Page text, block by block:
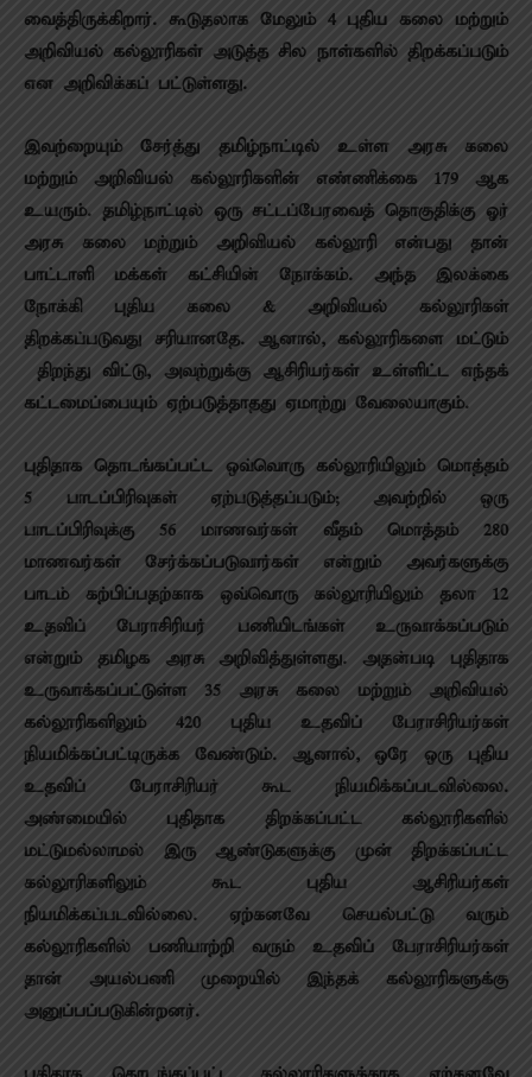
வைத்திருக்கிறார். கூடுதலாக மேலும் 4 புதிய கலை மற்றும்
அறிவியல் கல்லூரிகள் அடுத்த சில நாள்களில் திறக்கப்படும்
என அறிவிக்கப் பட்டுள்ளது.
இவற்றையும் சேர்த்து தமிழ்நாட்டில் உள்ள அரசு கலை
மற்றும் அறிவியல் கல்லூரிகளின் எண்ணிக்கை 179 ஆக
உயரும். தமிழ்நாட்டில் ஒரு சட்டப்பேரவைத் தொகுதிக்கு ஓர்
அரசு கலை மற்றும் அறிவியல் கல்லூரி என்பது தான்
பாட்டாளி மக்கள் கட்சியின் நோக்கம். அந்த இலக்கை
நோக்கி புதிய கலை & அறிவியல் கல்லூரிகள்
திறக்கப்படுவது சரியானதே. ஆனால், கல்லூரிகளை மட்டும்
திறந்து விட்டு, அவற்றுக்கு ஆசிரியர்கள் உள்ளிட்ட எந்தக்
கட்டமைப்பையும் ஏற்படுத்தாதது ஏமாற்று வேலையாகும்.
புதிதாக தொடங்கப்பட்ட ஒவ்வொரு கல்லூரியிலும் மொத்தம்
5 பாடப்பிரிவுகள் ஏற்படுத்தப்படும்; அவற்றில் ஒரு
பாடப்பிரிவுக்கு 56 மாணவர்கள் வீதம் மொத்தம் 280
மாணவர்கள் சேர்க்கப்படுவார்கள் என்றும் அவர்களுக்கு
பாடம் கற்பிப்பதற்காக ஒவ்வொரு கல்லூரியிலும் தலா 12
உதவிப் பேராசிரியர் பணியிடங்கள் உருவாக்கப்படும்
என்றும் தமிழக அரசு அறிவித்துள்ளது. அதன்படி புதிதாக
உருவாக்கப்பட்டுள்ள 35 அரசு கலை மற்றும் அறிவியல்
கல்லூரிகளிலும் 420 புதிய உதவிப் பேராசிரியர்கள்
நியமிக்கப்பட்டிருக்க வேண்டும். ஆனால், ஒரே ஒரு புதிய
உதவிப் பேராசிரியர் கூட நியமிக்கப்படவில்லை.
அண்மையில் புதிதாக திறக்கப்பட்ட கல்லூரிகளில்
மட்டுமல்லாமல் இரு ஆண்டுகளுக்கு முன் திறக்கப்பட்ட
கல்லூரிகளிலும் கூட புதிய ஆசிரியர்கள்
நியமிக்கப்படவில்லை. ஏற்கனவே செயல்பட்டு வரும்
கல்லூரிகளில் பணியாற்றி வரும் உதவிப் பேராசிரியர்கள்
தான் அயல்பணி முறையில் இந்தக் கல்லூரிகளுக்கு
அனுப்பப்படுகின்றனர்.